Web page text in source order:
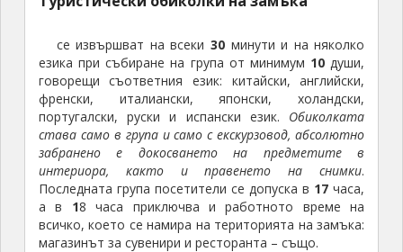
Замък
Виршем,
Германия
Замък
Елц край
Виршем,
Германия